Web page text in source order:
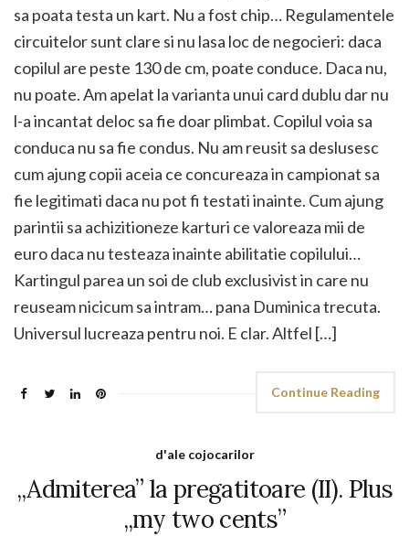
sa poata testa un kart. Nu a fost chip… Regulamentele
circuitelor sunt clare si nu lasa loc de negocieri: daca
copilul are peste 130 de cm, poate conduce. Daca nu,
nu poate. Am apelat la varianta unui card dublu dar nu
l-a incantat deloc sa fie doar plimbat. Copilul voia sa
conduca nu sa fie condus. Nu am reusit sa deslusesc
cum ajung copii aceia ce concureaza in campionat sa
fie legitimati daca nu pot fi testati inainte. Cum ajung
parintii sa achizitioneze karturi ce valoreaza mii de
euro daca nu testeaza inainte abilitatie copilului…
Kartingul parea un soi de club exclusivist in care nu
reuseam nicicum sa intram… pana Duminica trecuta.
Universul lucreaza pentru noi. E clar. Altfel […]
Continue Reading
d'ale cojocarilor
„Admiterea” la pregatitoare (II). Plus
„my two cents”